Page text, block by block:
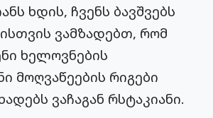
ხდის, ჩვენს ბავშვებს
ვამზადებთ, რომ
ხელოვნების
მოღვაწეების რიგები
ვაჩაგან რსტაკიანი.